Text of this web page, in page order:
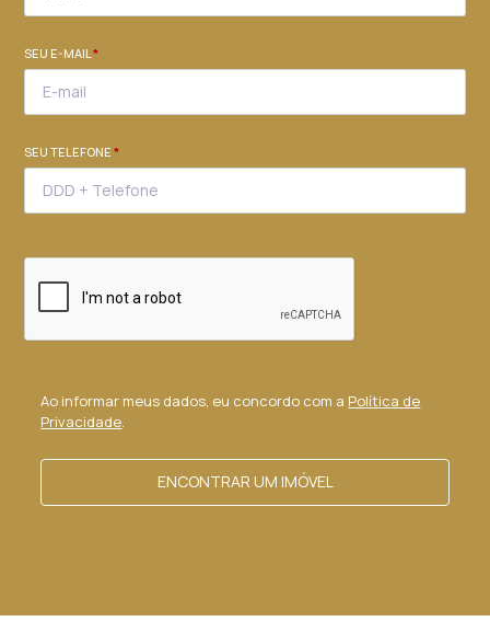
SEU E-MAIL*
SEU TELEFONE*
Ao informar meus dados, eu concordo com a Política de
Privacidade.
ENCONTRAR UM IMÓVEL